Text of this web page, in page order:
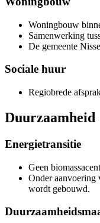
Woningbouw
Samenwerking
De gemeente
Sociale huur
Regiobrede
Duurzaamheid
Energietransitie
Geen
Onder aanvoering
wordt gebouwd.